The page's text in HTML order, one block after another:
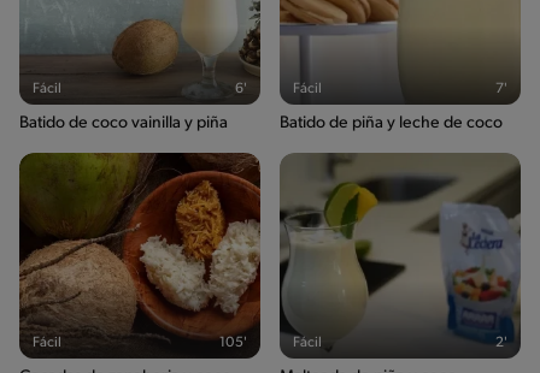
Fácil 6'
Batido de coco vainilla y piña
Fácil 7'
Batido de piña y leche de coco
Fácil 105' Fácil 2'